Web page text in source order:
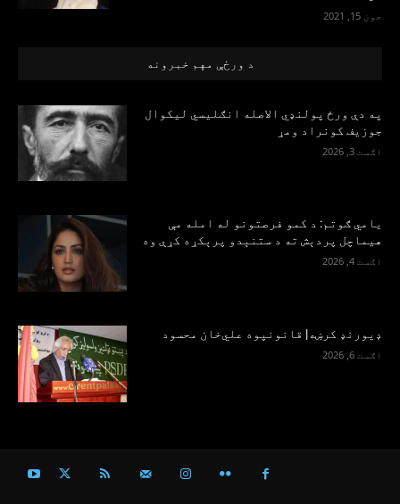
جون 15, 2021
د ورځې مهم خبرونه
په دې ورځ پولنډي الاصله انګلیسي لیکوال
جوزیف کونراد ومړ
اګست 3, 2026
یامي ګوتم: د کمو فرصتونو له امله مې
هیماچل پردېش ته د ستنېدو پرېکړه کړې وه
اګست 4, 2026
ډیورنډ کرښه| قانونپوه علي‌خان محسود
اګست 6, 2026